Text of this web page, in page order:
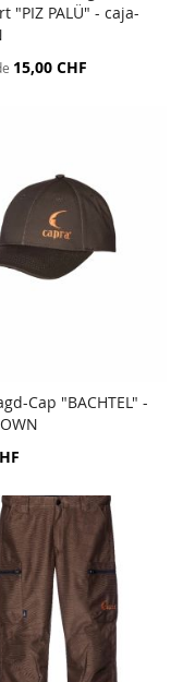
au panier
"PIZ PALÜ" - caja-
15,00 CHF
au panier
Cap "BACHTEL" -